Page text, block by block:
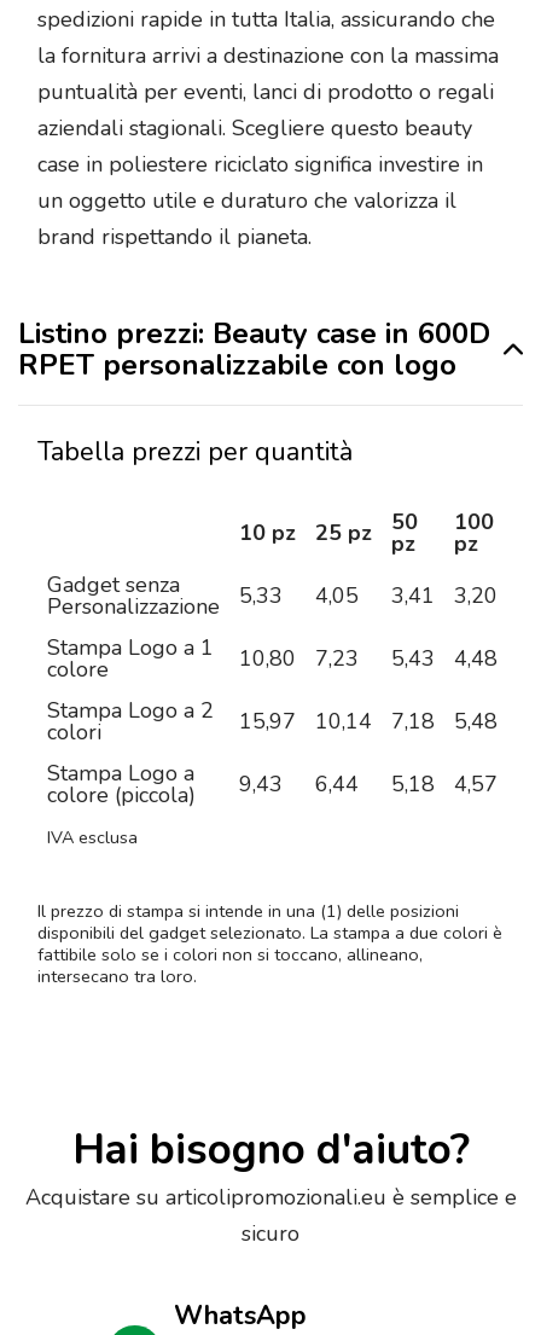
spedizioni rapide in tutta Italia, assicurando che
la fornitura arrivi a destinazione con la massima
puntualità per eventi, lanci di prodotto o regali
aziendali stagionali. Scegliere questo beauty
case in poliestere riciclato significa investire in
un oggetto utile e duraturo che valorizza il
brand rispettando il pianeta.
Listino prezzi: Beauty case in 600D
RPET personalizzabile con logo
Tabella prezzi per quantità
10 pz 25 pz 50
pz
100
pz
Gadget senza
Personalizzazione 5,33 4,05 3,41 3,20
Stampa Logo a 1
colore 10,80 7,23 5,43 4,48
Stampa Logo a 2
colori 15,97 10,14 7,18 5,48
Stampa Logo a
colore (piccola) 9,43 6,44 5,18 4,57
IVA esclusa
Il prezzo di stampa si intende in una (1) delle posizioni
disponibili del gadget selezionato. La stampa a due colori è
fattibile solo se i colori non si toccano, allineano,
intersecano tra loro.
Hai bisogno d'aiuto?
Acquistare su articolipromozionali.eu è semplice e
sicuro
WhatsApp